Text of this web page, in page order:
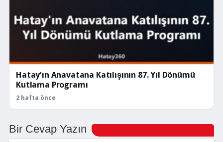
Hatay’ın Anavatana Katılışının 87. Yıl Dönümü
Kutlama Programı
2 hafta önce
Bir Cevap Yazın